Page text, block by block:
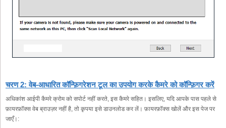
चरण 2: वेब-आधारित कॉन्फ़िगरेशन टूल का उपयोग करके कैमरे को कॉन्फ़िगर करें
अधिकांश आईपी कैमरे क्रोम को सपोर्ट नहीं करते, इस कैमरे सहित। इसलिए, यदि आपके पास पहले से
फ़ायरफ़ॉक्स वेब ब्राउज़र नहीं है, तो कृपया इसे डाउनलोड कर लें। फ़ायरफ़ॉक्स खोलें और इस पेज पर
जाएँ।: